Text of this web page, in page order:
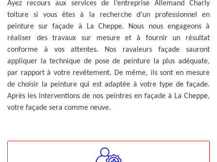
Ayez recours aux services de l’entreprise Allemand Charly
toiture si vous êtes à la recherche d’un professionnel en
peinture sur façade à La Cheppe. Nous nous engageons à
réaliser des travaux sur mesure et à fournir un résultat
conforme à vos attentes. Nos ravaleurs façade sauront
appliquer la technique de pose de peinture la plus adéquate,
par rapport à votre revêtement. De même, ils sont en mesure
de choisir la peinture qui est adaptée à votre type de façade.
Après les interventions de nos peintres en façade à La Cheppe,
votre façade sera comme neuve.